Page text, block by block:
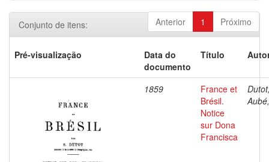
Anterior 1 Próximo
Conjunto de itens:
Pré-visualização
Data do
documento
Título
1859
France et
Brésil.
Notice
sur Dona
Francisca